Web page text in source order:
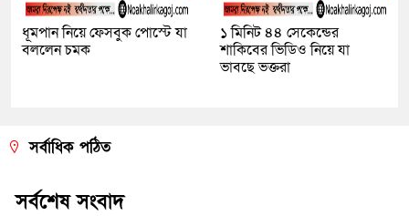
ধূমপান নিয়ে ফেসবুক পোস্টে যা
বললেন চমক
১ মিনিট ৪৪ সেকেন্ডের
শাকিবের ভিডিও নিয়ে যা
ভাবছে ভক্তরা
সর্বাধিক পঠিত
সর্বশেষ সংবাদ